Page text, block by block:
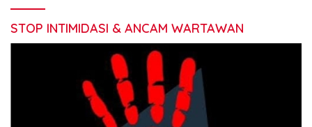
STOP INTIMIDASI & ANCAM WARTAWAN